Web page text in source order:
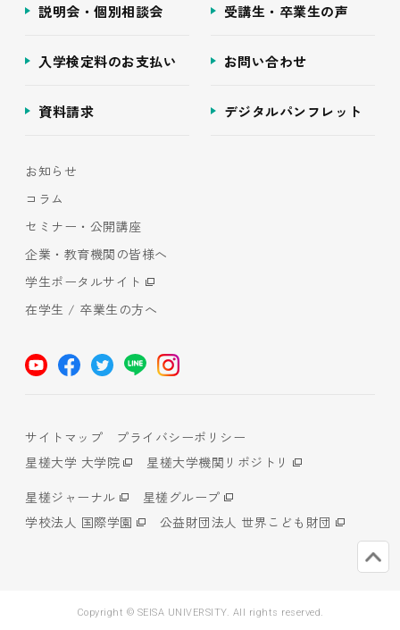
説明会・個別相談会 受講生・卒業生の声
入学検定料のお支払い お問い合わせ
資料請求 デジタルパンフレット
お知らせ
コラム
セミナー・公開講座
企業・教育機関の皆様へ
学生ポータルサイト
在学生 / 卒業生の方へ
サイトマップ
プライバシーポリシー
星槎大学 大学院
星槎大学機関リポジトリ
星槎ジャーナル
星槎グループ
学校法人 国際学園
公益財団法人 世界こども財団
Copyright © SEISA UNIVERSITY. All rights reserved.